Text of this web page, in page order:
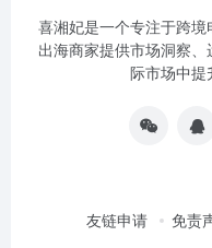
喜湘妃是一个专注于跨
出海商家提供市场洞察
际市场中提
友链申请 免责